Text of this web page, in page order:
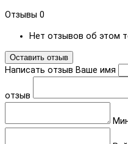
Отзывы 0
Нет отзывов об этом
Оставить отзыв
Написать отзыв Ваше имя
отзыв